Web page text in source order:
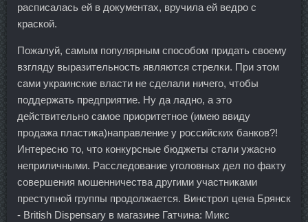
расписалась ей в документах, вручила ей ведро с
краской.
Пожалуй, самым популярным способом придать своему
взгляду выразительность являются стрелки. При этом
сами украинские власти не сделали ничего, чтобы
поддержать предприятие. Ну да ладно, а это
действительно самое приоритетное (имею ввиду
продажа пластика)направление у российских банков?!
Интересно то, что конкурсные бюджеты стали ужасно
неприличными. Расследование уголовных дел по факту
совершения мошенничества другими участниками
преступной группы продолжается. Винстрол цена Брянск
- British Dispensary в магазине Гатчина: Микс